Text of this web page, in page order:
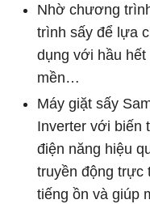
Nhờ chương
trình sấy để lựa
dụng với hầu hết
mền…
Máy giặt sấy
Inverter với biến
điện năng hiệu
truyền động trực
tiếng ồn và giúp